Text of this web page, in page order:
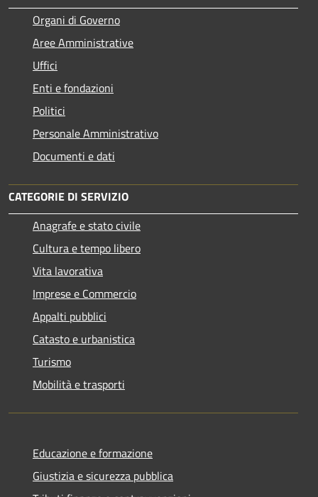
Organi di Governo
Aree Amministrative
Uffici
Enti e fondazioni
Politici
Personale Amministrativo
Documenti e dati
CATEGORIE DI SERVIZIO
Anagrafe e stato civile
Cultura e tempo libero
Vita lavorativa
Imprese e Commercio
Appalti pubblici
Catasto e urbanistica
Turismo
Mobilità e trasporti
Educazione e formazione
Giustizia e sicurezza pubblica